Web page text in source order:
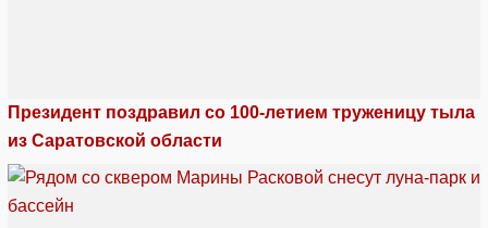
Президент поздравил со 100-летием труженицу тыла
из Саратовской области